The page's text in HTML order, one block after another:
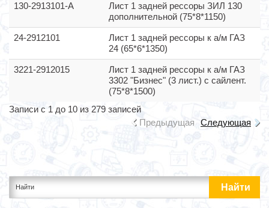
130-2913101-А
Лист 1 задней рессоры ЗИЛ 130
дополнительной (75*8*1150)
24-2912101
Лист 1 задней рессоры к а/м ГАЗ
24 (65*6*1350)
3221-2912015
Лист 1 задней рессоры к а/м ГАЗ
3302 "Бизнес" (3 лист.) с сайлент.
(75*8*1500)
Записи с 1 до 10 из 279 записей
Предыдущая
Следующая